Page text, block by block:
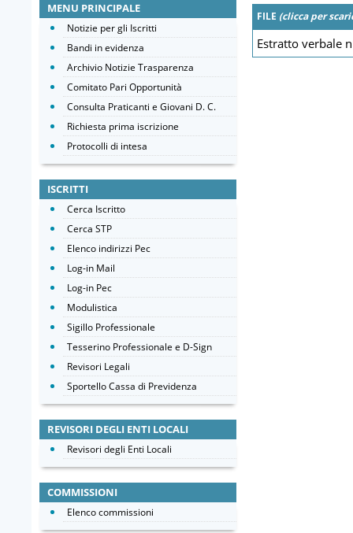
FILE (clicca per
Estratto verbale
MENU PRINCIPALE
Notizie per gli Iscritti
Bandi in evidenza
Archivio Notizie Trasparenza
Comitato Pari Opportunità
Consulta Praticanti e Giovani D. C.
Richiesta prima iscrizione
Protocolli di intesa
ISCRITTI
Cerca Iscritto
Cerca STP
Elenco indirizzi Pec
Log-in Mail
Log-in Pec
Modulistica
Sigillo Professionale
Tesserino Professionale e D-Sign
Revisori Legali
Sportello Cassa di Previdenza
REVISORI DEGLI ENTI LOCALI
Revisori degli Enti Locali
COMMISSIONI
Elenco commissioni